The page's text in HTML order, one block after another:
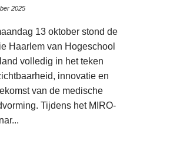
2025
13 oktober stond de
Haarlem van Hogeschool
volledig in het teken
innovatie en
van de medische
Tijdens het MIRO-